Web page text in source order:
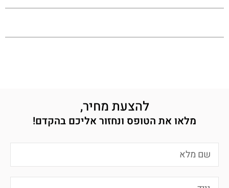
להצעת מחיר,
מלאו את הטופס ונחזור אליכם בהקדם!